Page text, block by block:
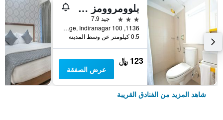
بلوومروومز @ إنديراناغار
3 نجوم
جيد 7.9
1136, 100 Feet Road, Hal 2nd Stage, Indiranagar, بانغالور, الهند
0.5 كيلومتر عن وسط المدينة
123 ﷼
عرض الصفقة
شاهد المزيد من الفنادق القريبة